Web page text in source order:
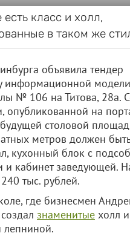
класс и холл,
в таком же
объявила тендер
информационной модели
№ 106 на Титова, 28а.
опубликованной на
будущей столовой
метров должен быть
кухонный блок с
кабинет заведующей.
тыс. рублей.
где бизнесмен
знаменитые холл
лепниной.